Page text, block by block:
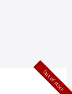
Out of stock